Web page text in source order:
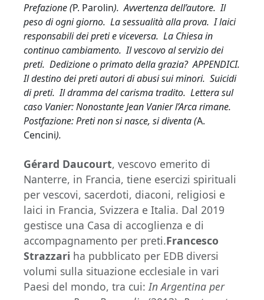
Prefazione (P. Parolin). Avvertenza dell’autore. Il
peso di ogni giorno. La sessualità alla prova. I laici
responsabili dei preti e viceversa. La Chiesa in
continuo cambiamento. Il vescovo al servizio dei
preti. Dedizione o primato della grazia? APPENDICI.
Il destino dei preti autori di abusi sui minori. Suicidi
di preti. Il dramma del carisma tradito. Lettera sul
caso Vanier: Nonostante Jean Vanier l’Arca rimane.
Postfazione: Preti non si nasce, si diventa (A.
Cencini).
Gérard Daucourt, vescovo emerito di
Nanterre, in Francia, tiene esercizi spirituali
per vescovi, sacerdoti, diaconi, religiosi e
laici in Francia, Svizzera e Italia. Dal 2019
gestisce una Casa di accoglienza e di
accompagnamento per preti.Francesco
Strazzari ha pubblicato per EDB diversi
volumi sulla situazione ecclesiale in vari
Paesi del mondo, tra cui: In Argentina per